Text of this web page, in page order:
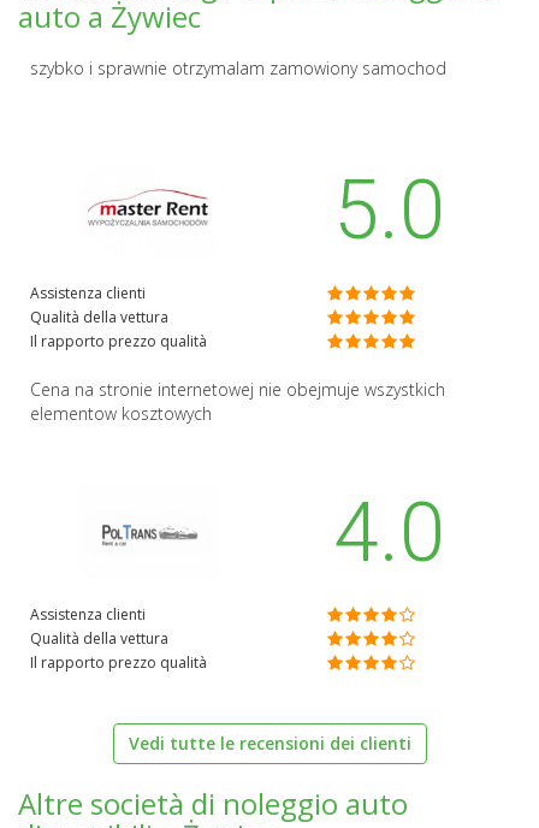
auto a Żywiec
szybko i sprawnie otrzymalam zamowiony samochod
5.0
Assistenza clienti
Qualità della vettura
Il rapporto prezzo qualità
Cena na stronie internetowej nie obejmuje wszystkich
elementow kosztowych
4.0
Assistenza clienti
Qualità della vettura
Il rapporto prezzo qualità
Vedi tutte le recensioni dei clienti
Altre società di noleggio auto